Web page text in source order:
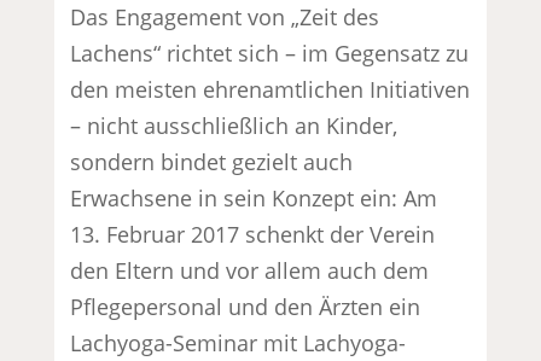
Das Engagement von „Zeit des
Lachens“ richtet sich – im Gegensatz zu
den meisten ehrenamtlichen Initiativen
– nicht ausschließlich an Kinder,
sondern bindet gezielt auch
Erwachsene in sein Konzept ein: Am
13. Februar 2017 schenkt der Verein
den Eltern und vor allem auch dem
Pflegepersonal und den Ärzten ein
Lachyoga-Seminar mit Lachyoga-